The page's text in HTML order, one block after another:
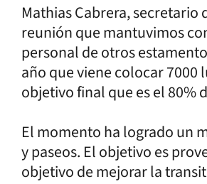
Mathias Cabrera, secretario
reunión que mantuvimos
personal de otros
año que viene colocar 7000
objetivo final que es el 80%
El momento ha logrado un
y paseos. El objetivo es
objetivo de mejorar la